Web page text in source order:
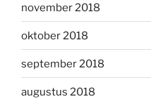
november 2018
oktober 2018
september 2018
augustus 2018